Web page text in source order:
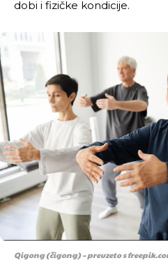
dobi i fizičke kondicije.
Qigong (čigong) – preuzeto s